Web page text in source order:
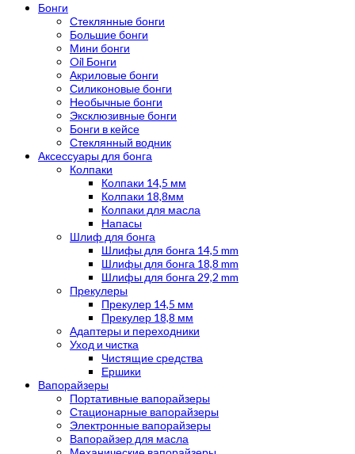
Бонги
Стеклянные бонги
Большие бонги
Мини бонги
Oil Бонги
Акриловые бонги
Силиконовые бонги
Необычные бонги
Эксклюзивные бонги
Бонги в кейсе
Стеклянный водник
Аксессуары для бонга
Колпаки
Колпаки 14,5 мм
Колпаки 18,8мм
Колпаки для масла
Напасы
Шлиф для бонга
Шлифы для бонга 14,5 mm
Шлифы для бонга 18,8 mm
Шлифы для бонга 29,2 mm
Прекулеры
Прекулер 14,5 мм
Прекулер 18,8 мм
Адаптеры и переходники
Уход и чистка
Чистящие средства
Ершики
Вапорайзеры
Портативные вапорайзеры
Стационарные вапорайзеры
Электронные вапорайзеры
Вапорайзер для масла